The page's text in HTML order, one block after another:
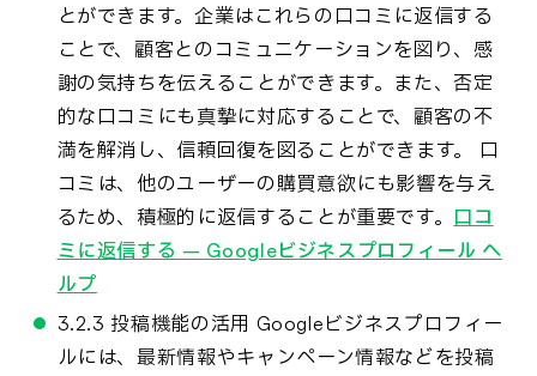
とができます。企業はこれらの口コミに返信する
ことで、顧客とのコミュニケーションを図り、感
謝の気持ちを伝えることができます。また、否定
的な口コミにも真摯に対応することで、顧客の不
満を解消し、信頼回復を図ることができます。 口
コミは、他のユーザーの購買意欲にも影響を与え
るため、積極的に返信することが重要です。 口コ
ミに返信する – Googleビジネスプロフィール ヘ
ルプ
3.2.3 投稿機能の活用 Googleビジネスプロフィー
ルには、最新情報やキャンペーン情報などを投稿